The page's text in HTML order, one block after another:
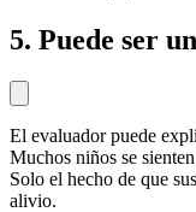
5. Puede ser
El evaluador puede
Muchos niños se
Solo el hecho de que
alivio.